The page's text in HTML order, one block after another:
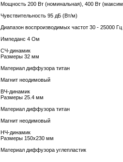
Мощность 200 Вт (номинальная), 400 Вт
Чувствительность 95 дБ (Вт/м)
Диапазон воспроизводимых частот 30 - 25000 Гц
Импеданс 4 Ом
СЧ-динамик
Размеры 32 мм
Материал диффузора титан
Магнит неодимовый
ВЧ-динамик
Размеры 25.4 мм
Материал диффузора титан
Магнит неодимовый
НЧ-динамик
Размеры 150х230 мм
Материал диффузора углепластик